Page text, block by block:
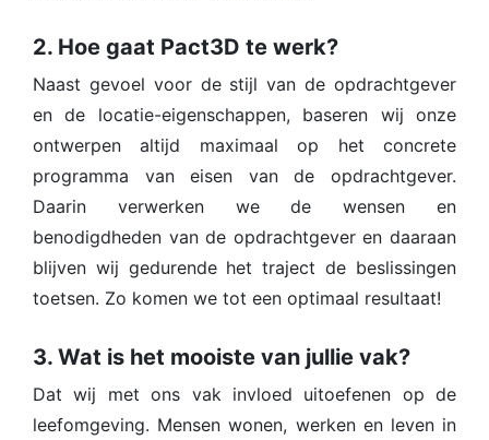
2. Hoe gaat Pact3D te werk?
Naast gevoel voor de stijl van de opdrachtgever
en de locatie-eigenschappen, baseren wij onze
ontwerpen altijd maximaal op het concrete
programma van eisen van de opdrachtgever.
Daarin verwerken we de wensen en
benodigdheden van de opdrachtgever en daaraan
blijven wij gedurende het traject de beslissingen
toetsen. Zo komen we tot een optimaal resultaat!
3. Wat is het mooiste van jullie vak?
Dat wij met ons vak invloed uitoefenen op de
leefomgeving. Mensen wonen, werken en leven in